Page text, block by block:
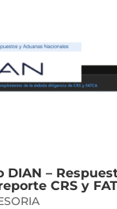
DIAN –
CRS y